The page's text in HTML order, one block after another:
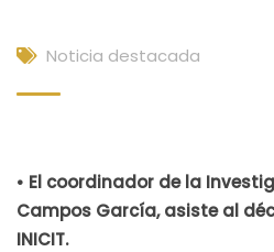
Noticia destacada
• El coordinador de la
Campos García, asiste al
INICIT.